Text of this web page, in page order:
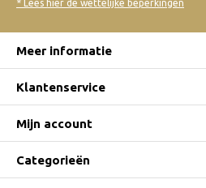
* Lees hier de wettelijke beperkingen
Meer informatie
Klantenservice
Mijn account
Categorieën